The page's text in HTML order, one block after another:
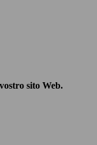
sito Web.